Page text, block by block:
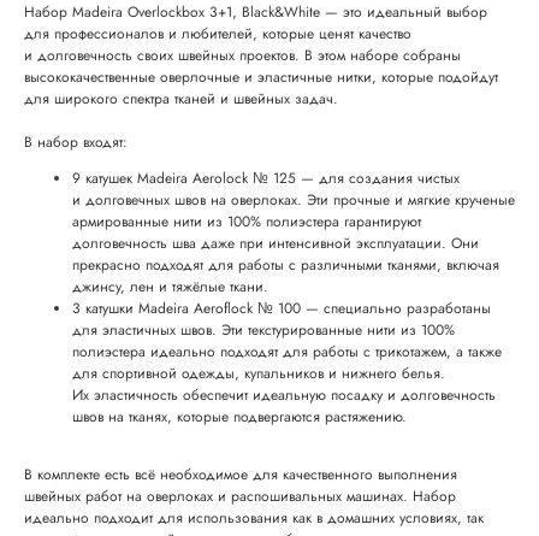
Набор Madeira Overlockbox 3+1, Black&White — это идеальный выбор
для профессионалов и любителей, которые ценят качество
и долговечность своих швейных проектов. В этом наборе собраны
высококачественные оверлочные и эластичные нитки, которые подойдут
для широкого спектра тканей и швейных задач.
В набор входят:
9 катушек Madeira Aerolock № 125 — для создания чистых
и долговечных швов на оверлоках. Эти прочные и мягкие крученые
армированные нити из 100% полиэстера гарантируют
долговечность шва даже при интенсивной эксплуатации. Они
прекрасно подходят для работы с различными тканями, включая
джинсу, лен и тяжёлые ткани.
3 катушки Madeira Aeroflock № 100 — специально разработаны
для эластичных швов. Эти текстурированные нити из 100%
полиэстера идеально подходят для работы с трикотажем, а также
для спортивной одежды, купальников и нижнего белья.
Их эластичность обеспечит идеальную посадку и долговечность
швов на тканях, которые подвергаются растяжению.
В комплекте есть всё необходимое для качественного выполнения
швейных работ на оверлоках и распошивальных машинах. Набор
идеально подходит для использования как в домашних условиях, так